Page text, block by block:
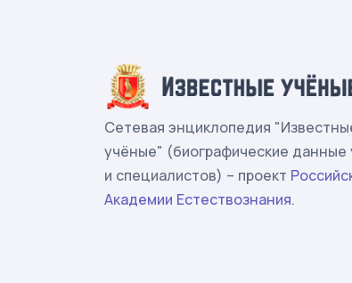
Сетевая энциклопедия
учёные" (биографические данные
и специалистов) – проект
Академии Естествознания.